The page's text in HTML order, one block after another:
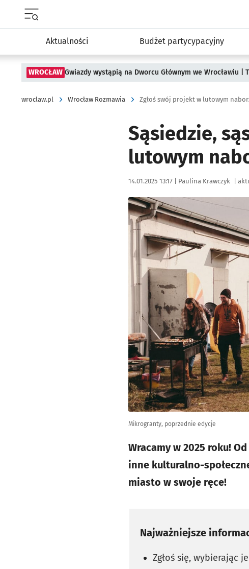
Aktualności Budżet partycypacyjny
WROCŁAW Gwiazdy wystąpią na Dworcu Głównym we Wrocławiu |
wroclaw.pl Wrocław Rozmawia Zgłoś swój projekt w lutowym
Sąsiedzie,
lutowym
Data publikacji:
14.01.2025 13:17 | Autor:
Paulina Krawczyk
Kliknij, aby powiększyć
Mikrogranty, poprzednie edycje
Wracamy w 2025 roku!
inne kulturalno-
miasto w swoje ręce!
Najważniejsze
Zgłoś się, wybierając